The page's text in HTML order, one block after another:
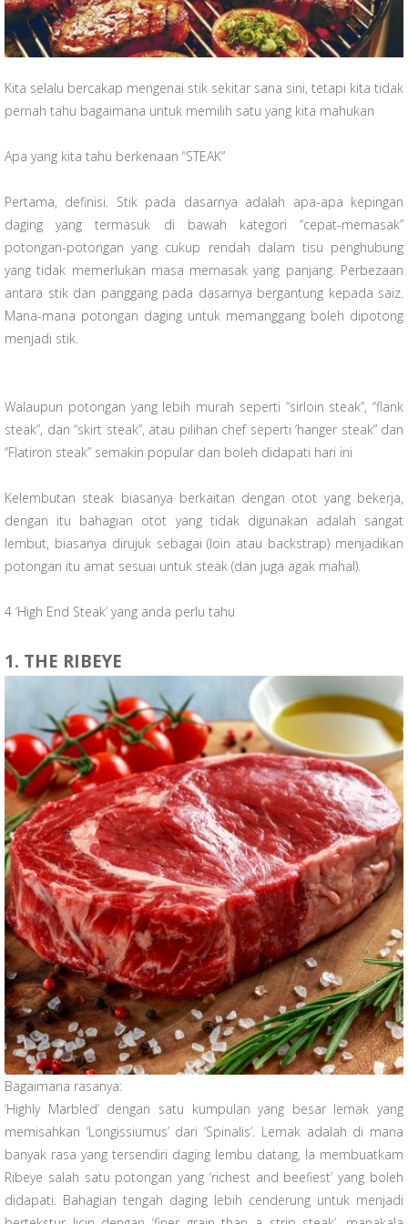
Kita selalu bercakap mengenai stik sekitar sana sini, tetapi kita tidak
pernah tahu bagaimana untuk memilih satu yang kita mahukan
Apa yang kita tahu berkenaan “STEAK”
Pertama, definisi. Stik pada dasarnya adalah apa-apa kepingan
daging yang termasuk di bawah kategori “cepat-memasak”
potongan-potongan yang cukup rendah dalam tisu penghubung
yang tidak memerlukan masa memasak yang panjang. Perbezaan
antara stik dan panggang pada dasarnya bergantung kepada saiz.
Mana-mana potongan daging untuk memanggang boleh dipotong
menjadi stik.
Walaupun potongan yang lebih murah seperti “sirloin steak”, “flank
steak”, dan “skirt steak”, atau pilihan chef seperti ‘hanger steak” dan
“Flatiron steak” semakin popular dan boleh didapati hari ini
Kelembutan steak biasanya berkaitan dengan otot yang bekerja,
dengan itu bahagian otot yang tidak digunakan adalah sangat
lembut, biasanya dirujuk sebagai (loin atau backstrap) menjadikan
potongan itu amat sesuai untuk steak (dan juga agak mahal).
4 ‘High End Steak’ yang anda perlu tahu
1. THE RIBEYE
Bagaimana rasanya:
‘Highly Marbled’ dengan satu kumpulan yang besar lemak yang
memisahkan ‘Longissiumus’ dari ‘Spinalis’. Lemak adalah di mana
banyak rasa yang tersendiri daging lembu datang, Ia membuatkam
Ribeye salah satu potongan yang ‘richest and beefiest’ yang boleh
didapati. Bahagian tengah daging lebih cenderung untuk menjadi